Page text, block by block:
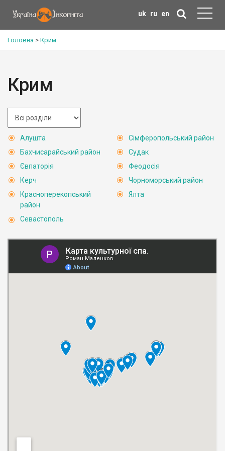
uk ru en
Головна > Крим
Крим
Алушта
Бахчисарайський район
Євпаторія
Керч
Красноперекопський
район
Севастополь
Сімферопольський район
Судак
Феодосія
Чорноморський район
Ялта